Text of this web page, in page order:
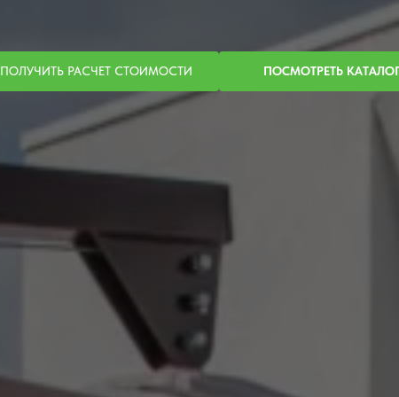
ПОЛУЧИТЬ РАСЧЕТ СТОИМОСТИ ПОСМОТРЕТЬ